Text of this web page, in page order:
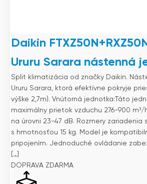
Daikin
Ururu Sarara nástenná
Split klimatizácia od značky Daikin.
Ururu Sarara, ktorá efektívne pokryje
výške 2,7m). Vnútorná jednotka:Táto
maximálny prietok vzduchu 276-900
na úrovni 23-47 dB. Rozmery zariadenia
s hmotnosťou 15 kg. Model je
pripojením. Jednoduché ovládanie
[…]
DOPRAVA ZDARMA